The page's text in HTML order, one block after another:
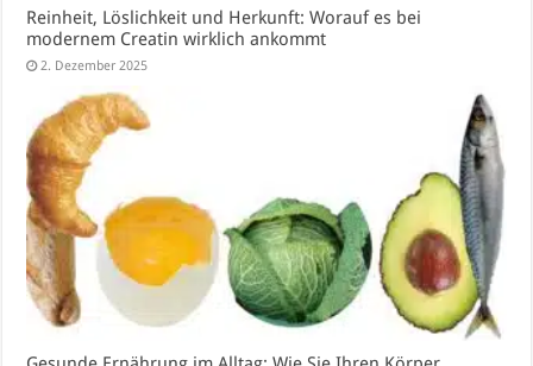
Reinheit, Löslichkeit und Herkunft: Worauf es bei
modernem Creatin wirklich ankommt
2. Dezember 2025